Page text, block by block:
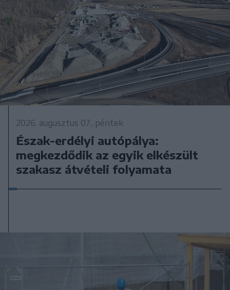
2026. augusztus 07., péntek
Észak-erdélyi autópálya:
megkezdődik az egyik elkészült
szakasz átvételi folyamata